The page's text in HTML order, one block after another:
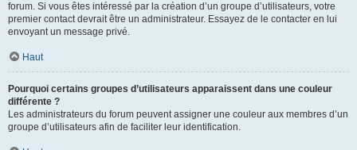
forum. Si vous êtes intéressé par la création d’un groupe d’utilisateurs, votre
premier contact devrait être un administrateur. Essayez de le contacter en lui
envoyant un message privé.
Haut
Pourquoi certains groupes d’utilisateurs apparaissent dans une couleur
différente ?
Les administrateurs du forum peuvent assigner une couleur aux membres d’un
groupe d’utilisateurs afin de faciliter leur identification.